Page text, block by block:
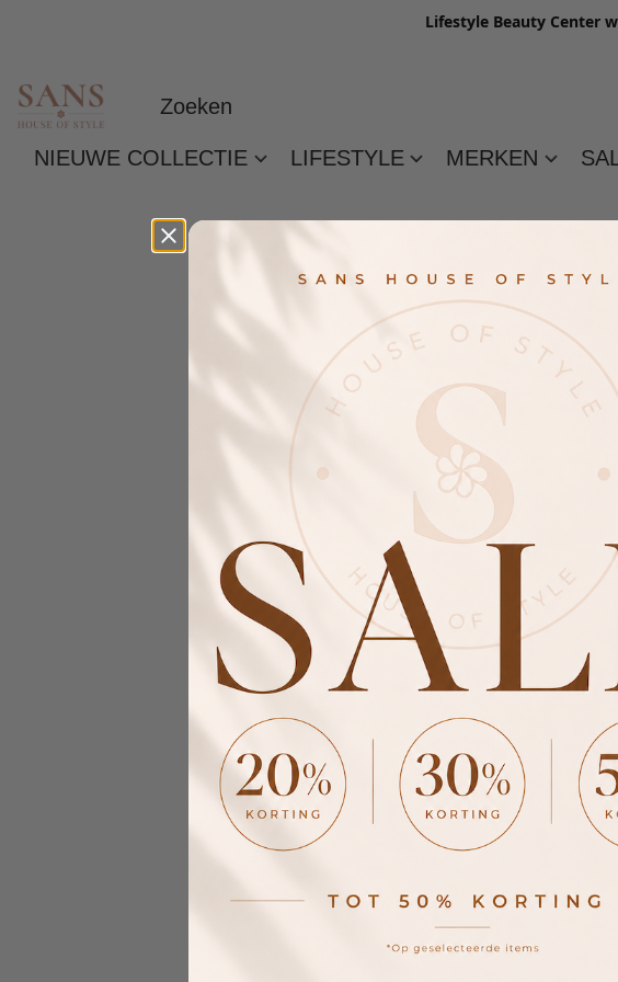
Lifestyle Beauty Center
NIEUWE COLLECTIE LIFESTYLE MERKEN